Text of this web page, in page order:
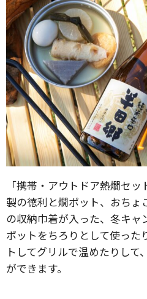
「携帯・アウトドア熱燗セ
製の徳利と燗ポット、おちょ
の収納巾着が入った、冬キャ
ポットをちろりとして使った
トしてグリルで温めたりして
ができます。